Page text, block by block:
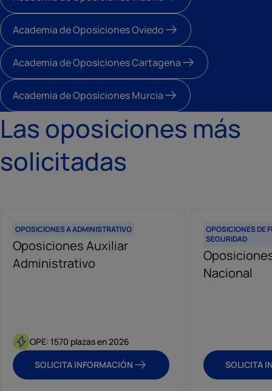
Academia de Oposiciones Oviedo
Academia de Oposiciones Cartagena
Academia de Oposiciones Murcia
Las oposiciones más
solicitadas
OPOSICIONES A ADMINISTRATIVO
Oposiciones Auxiliar
Administrativo
OPE: 1570 plazas en 2026
SOLICITA INFORMACIÓN
OPOSICIONES DE
SEGURIDAD
Nacional
SOLICITA